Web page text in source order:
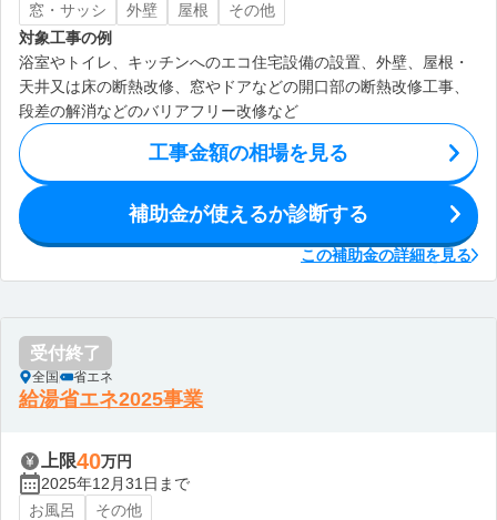
窓・サッシ
外壁 屋根
その他
対象工事の例
浴室やトイレ、キッチンへのエコ住宅設備の設置、外壁、屋根・
天井又は床の断熱改修、窓やドアなどの開口部の断熱改修工事、
段差の解消などのバリアフリー改修など
工事金額の相場を見る
補助金が使えるか診断する
この補助金の詳細を見る
受付終了
全国 省エネ
給湯省エネ2025事業
上限40万円
2025年12月31日まで
お風呂
その他